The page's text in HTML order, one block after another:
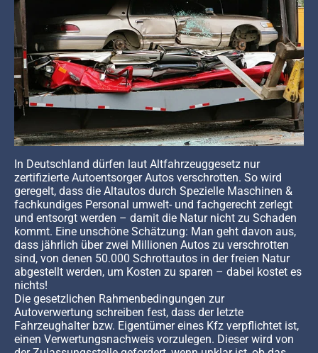
In Deutschland dürfen laut Altfahrzeuggesetz nur
zertifizierte Autoentsorger Autos verschrotten. So wird
geregelt, dass die Altautos durch Spezielle Maschinen &
fachkundiges Personal umwelt- und fachgerecht zerlegt
und entsorgt werden – damit die Natur nicht zu Schaden
kommt. Eine unschöne Schätzung: Man geht davon aus,
dass jährlich über zwei Millionen Autos zu verschrotten
sind, von denen 50.000 Schrottautos in der freien Natur
abgestellt werden, um Kosten zu sparen – dabei kostet es
nichts!
Die gesetzlichen Rahmenbedingungen zur
Autoverwertung schreiben fest, dass der letzte
Fahrzeughalter bzw. Eigentümer eines Kfz verpflichtet ist,
einen Verwertungsnachweis vorzulegen. Dieser wird von